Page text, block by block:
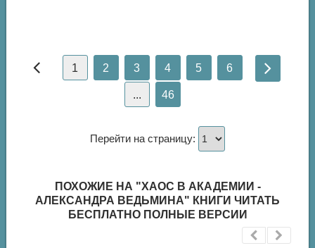
1 2 3 4 5 6
... 46
Перейти на страницу:
ПОХОЖИЕ НА "ХАОС В АКАДЕМИИ -
АЛЕКСАНДРА ВЕДЬМИНА" КНИГИ ЧИТАТЬ
БЕСПЛАТНО ПОЛНЫЕ ВЕРСИИ